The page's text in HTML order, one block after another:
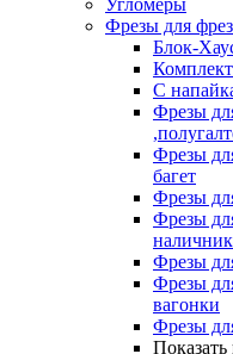
Угломеры
Фрезы для
Блок-
С
Фрезы
Фрезы
багет
Фрезы
Фрезы
Фрезы
Фрезы
вагонки
Фрезы
Показать